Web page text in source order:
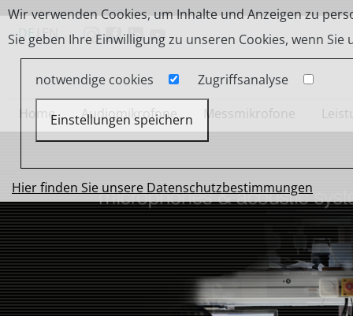
Wir verwenden Cookies, um Inhalte und Anzeigen zu
Sie geben Ihre Einwilligung zu unseren Cookies, wenn
notwendige cookies Zugriffsanalyse
Einstellungen speichern
Hier finden Sie unsere Datenschutzbestimmungen
DE|EN
Home Audiomikrofone Messmikrofone